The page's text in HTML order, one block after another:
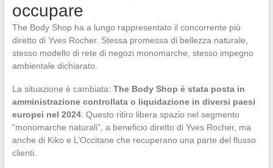
occupare
The Body Shop ha a lungo rappresentato il concorrente più
diretto di Yves Rocher. Stessa promessa di bellezza naturale,
stesso modello di rete di negozi monomarche, stesso impegno
ambientale dichiarato.
La situazione è cambiata: The Body Shop è stata posta in
amministrazione controllata o liquidazione in diversi paesi
europei nel 2024. Questo ritiro libera spazio nel segmento
“monomarche naturali”, a beneficio diretto di Yves Rocher, ma
anche di Kiko e L’Occitane che recuperano una parte del flusso
clienti.